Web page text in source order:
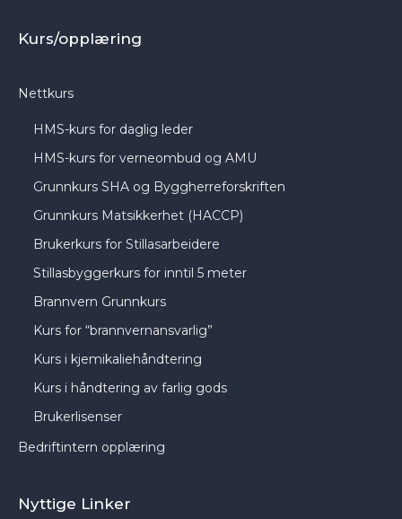
Kurs/opplæring
Nettkurs
HMS-kurs for daglig leder
HMS-kurs for verneombud og AMU
Grunnkurs SHA og Byggherreforskriften
Grunnkurs Matsikkerhet (HACCP)
Brukerkurs for Stillasarbeidere
Stillasbyggerkurs for inntil 5 meter
Brannvern Grunnkurs
Kurs for “brannvernansvarlig”
Kurs i kjemikaliehåndtering
Kurs i håndtering av farlig gods
Brukerlisenser
Bedriftintern opplæring
Nyttige Linker